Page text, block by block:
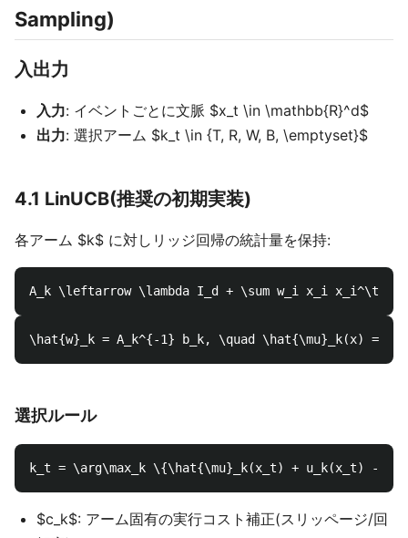
Sampling)
入出力
入力: イベントごとに文脈 $x_t \in \mathbb{R}^d$
出力: 選択アーム $k_t \in {T, R, W, B, \emptyset}$
4.1 LinUCB(推奨の初期実装)
各アーム $k$ に対しリッジ回帰の統計量を保持:
選択ルール
$c_k$: アーム固有の実行コスト補正(スリッページ/回